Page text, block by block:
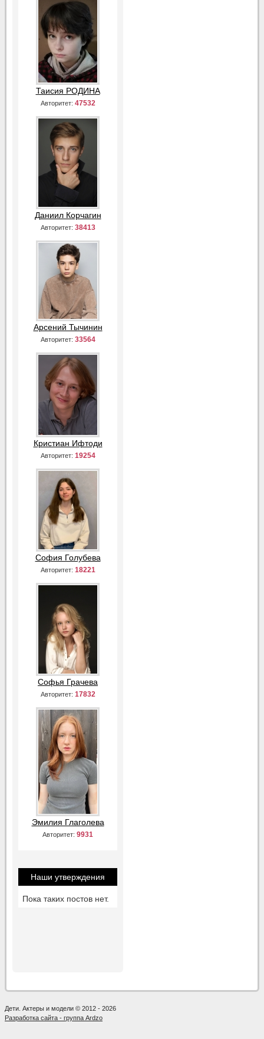
Таисия РОДИНА
Авторитет: 47532
Даниил Корчагин
Авторитет: 38413
Арсений Тычинин
Авторитет: 33564
Кристиан Ифтоди
Авторитет: 19254
София Голубева
Авторитет: 18221
Софья Грачева
Авторитет: 17832
Эмилия Глаголева
Авторитет: 9931
Наши утверждения
Пока таких постов нет.
Дети. Актеры и модели © 2012 - 2026
Разработка сайта - группа Ardzo